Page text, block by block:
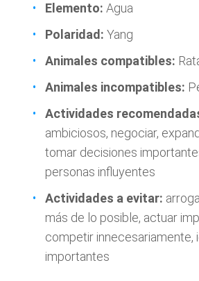
Elemento: Agua
Polaridad: Yang
Animales compatibles:
Animales incompatibles:
Actividades
ambiciosos, negociar,
tomar decisiones
personas influyentes
Actividades a evitar:
más de lo posible, actuar
competir innecesariamente,
importantes